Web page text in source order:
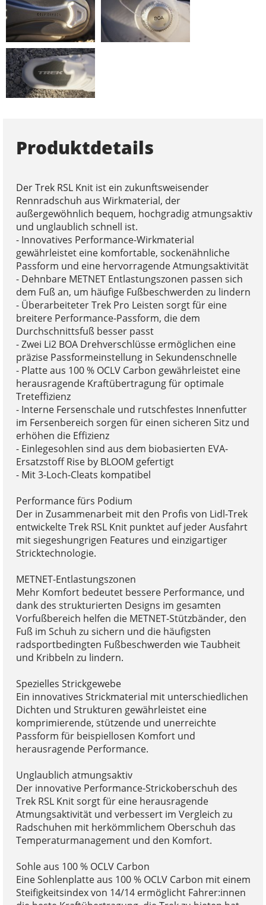
Produktdetails
Der Trek RSL Knit ist ein zukunftsweisender
Rennradschuh aus Wirkmaterial, der
außergewöhnlich bequem, hochgradig atmungsaktiv
und unglaublich schnell ist.
- Innovatives Performance-Wirkmaterial
gewährleistet eine komfortable, sockenähnliche
Passform und eine hervorragende Atmungsaktivität
- Dehnbare METNET Entlastungszonen passen sich
dem Fuß an, um häufige Fußbeschwerden zu lindern
- Überarbeiteter Trek Pro Leisten sorgt für eine
breitere Performance-Passform, die dem
Durchschnittsfuß besser passt
- Zwei Li2 BOA Drehverschlüsse ermöglichen eine
präzise Passformeinstellung in Sekundenschnelle
- Platte aus 100 % OCLV Carbon gewährleistet eine
herausragende Kraftübertragung für optimale
Treteffizienz
- Interne Fersenschale und rutschfestes Innenfutter
im Fersenbereich sorgen für einen sicheren Sitz und
erhöhen die Effizienz
- Einlegesohlen sind aus dem biobasierten EVA-
Ersatzstoff Rise by BLOOM gefertigt
- Mit 3-Loch-Cleats kompatibel
Performance fürs Podium
Der in Zusammenarbeit mit den Profis von Lidl-Trek
entwickelte Trek RSL Knit punktet auf jeder Ausfahrt
mit siegeshungrigen Features und einzigartiger
Stricktechnologie.
METNET-Entlastungszonen
Mehr Komfort bedeutet bessere Performance, und
dank des strukturierten Designs im gesamten
Vorfußbereich helfen die METNET-Stützbänder, den
Fuß im Schuh zu sichern und die häufigsten
radsportbedingten Fußbeschwerden wie Taubheit
und Kribbeln zu lindern.
Spezielles Strickgewebe
Ein innovatives Strickmaterial mit unterschiedlichen
Dichten und Strukturen gewährleistet eine
komprimierende, stützende und unerreichte
Passform für beispiellosen Komfort und
herausragende Performance.
Unglaublich atmungsaktiv
Der innovative Performance-Strickoberschuh des
Trek RSL Knit sorgt für eine herausragende
Atmungsaktivität und verbessert im Vergleich zu
Radschuhen mit herkömmlichem Oberschuh das
Temperaturmanagement und den Komfort.
Sohle aus 100 % OCLV Carbon
Eine Sohlenplatte aus 100 % OCLV Carbon mit einem
Steifigkeitsindex von 14/14 ermöglicht Fahrer:innen